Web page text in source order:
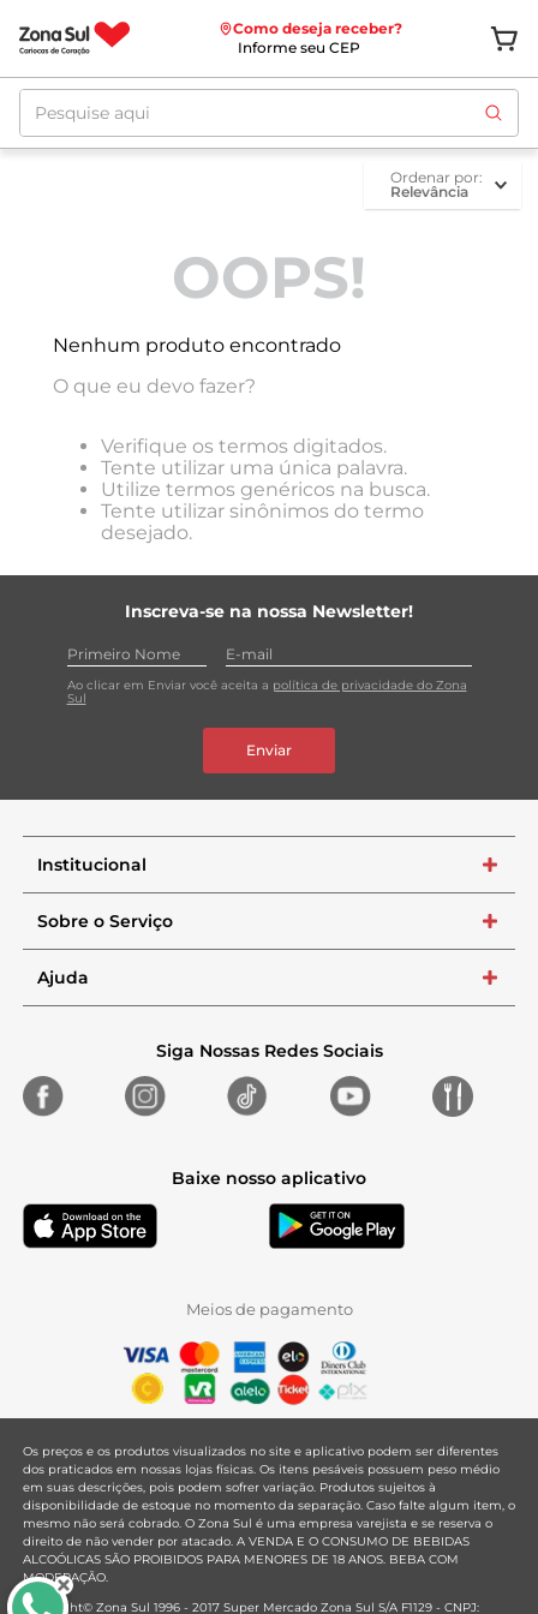
Como deseja receber?
Informe seu CEP
Pesquise aqui
ordenar por
Relevância
OOPS!
Nenhum produto encontrado
O que eu devo fazer?
Verifique os termos digitados.
Tente utilizar uma única palavra.
Utilize termos genéricos na busca.
Tente utilizar sinônimos do termo
desejado.
Inscreva-se na nossa Newsletter!
Ao clicar em Enviar você aceita a política de privacidade do Zona
Sul
Enviar
Institucional +
Sobre o Serviço +
Ajuda +
Siga Nossas Redes Sociais
Baixe nosso aplicativo
Meios de pagamento
Os preços e os produtos visualizados no site e aplicativo podem ser diferentes
dos praticados em nossas lojas físicas. Os itens pesáveis possuem peso médio
em suas descrições, pois podem sofrer variação. Produtos sujeitos à
disponibilidade de estoque no momento da separação. Caso falte algum item, o
mesmo não será cobrado. O Zona Sul é uma empresa varejista e se reserva o
direito de não vender por atacado. A VENDA E O CONSUMO DE BEBIDAS
ALCOÓLICAS SÃO PROIBIDOS PARA MENORES DE 18 ANOS. BEBA COM
MODERAÇÃO.
Copyright© Zona Sul 1996 - 2017 Super Mercado Zona Sul S/A F1129 - CNPJ: